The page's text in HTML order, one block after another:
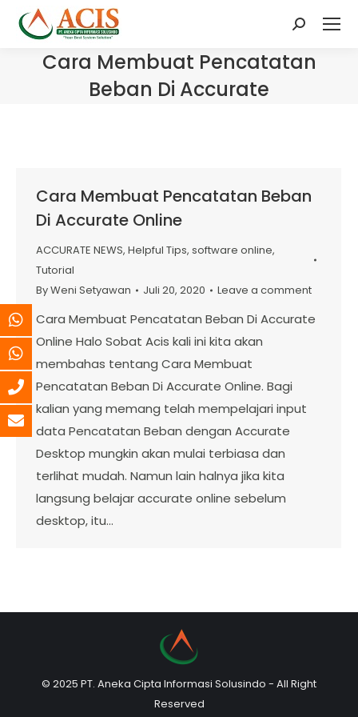
Search:
Cara Membuat Pencatatan
Beban Di Accurate
Cara Membuat Pencatatan Beban
Di Accurate Online
ACCURATE NEWS, Helpful Tips, software online,
Tutorial
ByWeni Setyawan Juli 20, 2020 Leave a comment
Cara Membuat Pencatatan Beban Di Accurate
Online Halo Sobat Acis kali ini kita akan
membahas tentang Cara Membuat
Pencatatan Beban Di Accurate Online. Bagi
kalian yang memang telah mempelajari input
data Pencatatan Beban dengan Accurate
Desktop mungkin akan mulai terbiasa dan
terlihat mudah. Namun lain halnya jika kita
langsung belajar accurate online sebelum
desktop, itu…
© 2025 PT. Aneka Cipta Informasi Solusindo - All Right
Reserved